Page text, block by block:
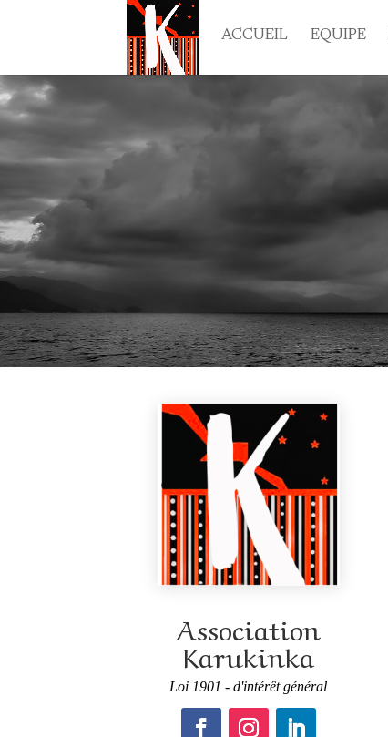
ACCUEIL EQUIPE
Association
Karukinka
Loi 1901 - d'intérêt général